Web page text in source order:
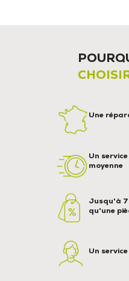
Une
Un
moyenne
Jusqu'à
qu'une
Un